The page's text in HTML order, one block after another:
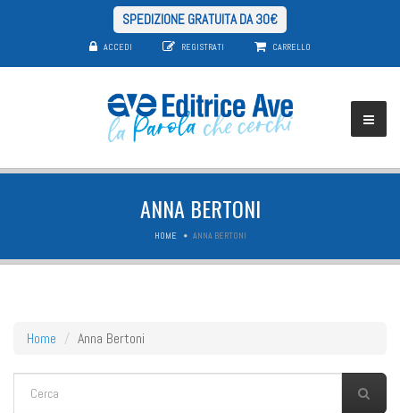
SPEDIZIONE GRATUITA DA 30€
ACCEDI REGISTRATI CARRELLO
ANNA BERTONI
HOME ANNA BERTONI
Home Anna Bertoni
FORM DI RICERCA